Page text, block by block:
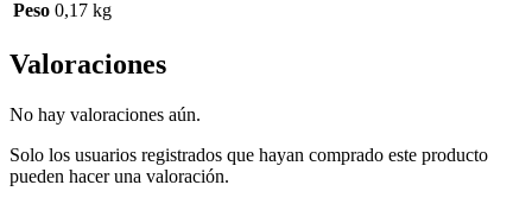
Peso 0,17 kg
Valoraciones
No hay valoraciones aún.
Solo los usuarios registrados que hayan comprado este producto
pueden hacer una valoración.